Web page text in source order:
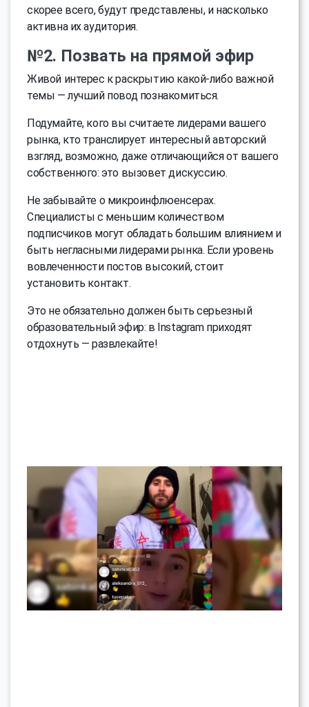
скорее всего, будут представлены, и насколько
активна их аудитория.
№2. Позвать на прямой эфир
Живой интерес к раскрытию какой-либо важной
темы — лучший повод познакомиться.
Подумайте, кого вы считаете лидерами вашего
рынка, кто транслирует интересный авторский
взгляд, возможно, даже отличающийся от вашего
собственного: это вызовет дискуссию.
Не забывайте о микроинфлюенсерах.
Специалисты с меньшим количеством
подписчиков могут обладать большим влиянием и
быть негласными лидерами рынка. Если уровень
вовлеченности постов высокий, стоит
установить контакт.
Это не обязательно должен быть серьезный
образовательный эфир: в Instagram приходят
отдохнуть — развлекайте!